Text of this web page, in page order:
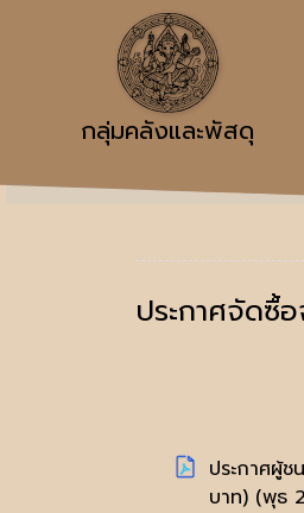
กลุ่มคลังและพัสดุ
ประกาศจัดซื้
ประกาศผู้ช
บาท) (พุธ